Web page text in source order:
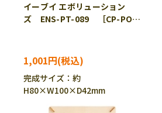
イーブイ エボリューション
ズ ENS-PT-089 ［CP-PO］
1,001円
完成サイズ：約
H80×W100×D42mm